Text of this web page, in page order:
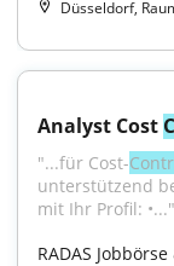
Düsseldorf,
Analyst Cost
"...für Cost-
unterstützend
mit Ihr Profil: •..."
RADAS